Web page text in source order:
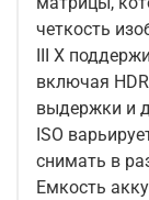
четкость
III X
включая
выдержки и
ISO
снимать в
Емкость